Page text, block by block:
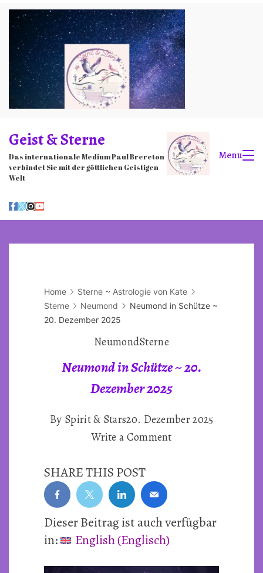
Skip
to
content
Geist & Sterne
Das internationale Medium Paul Brereton
verbindet Sie mit der göttlichen Geistigen
Welt
Menu
Home
Sterne ~ Astrologie von Kate
Sterne
Neumond
Neumond in Schütze ~
20. Dezember 2025
NeumondSterne
Neumond in Schütze ~ 20.
Dezember 2025
By Spirit & Stars20. Dezember 2025
Write a Commenton
20.
SHARE THIS POST
Dieser Beitrag ist auch verfügbar
in:
English(Englisch)